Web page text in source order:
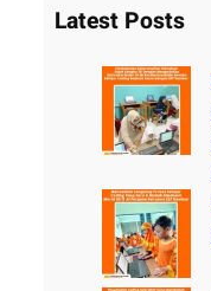
rLatest Posts